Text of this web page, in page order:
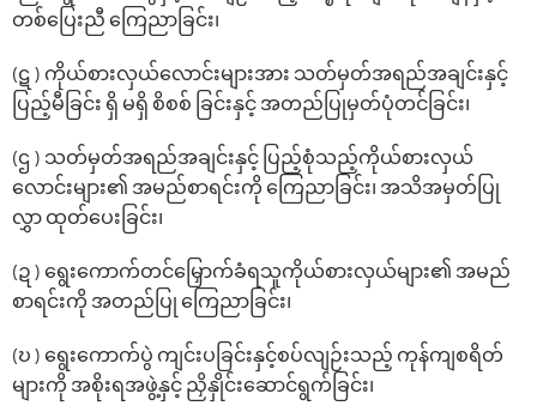
တစ်‌ပြေးညီ ‌ကြေညာခြင်း၊
(ဋ ) ကိုယ်စားလှယ်‌လောင်းများအား သတ်မှတ်အရည်အချင်းနှင့်
ပြည့်မီခြင်း ရှိ မရှိ စိစစ် ခြင်းနှင့် အတည်ပြုမှတ်ပုံတင်ခြင်း၊
(ဌ ) သတ်မှတ်အရည်အချင်းနှင့် ပြည့်စုံသည့်ကိုယ်စားလှယ်
လောင်းများ၏ အမည်စာရင်းကို ကြေညာခြင်း၊ အသိအမှတ်ပြု
လွှာ ထုတ်‌ပေးခြင်း၊
(ဍ ) ‌ရွေး‌ကောက်တင်‌မြှောက်ခံရသူကိုယ်စားလှယ်များ၏ အမည်
စာရင်းကို အတည်ပြု ကြေညာခြင်း၊
(ဎ ) ရွေးကောက်ပွဲ ကျင်းပခြင်းနှင့်စပ်လျဉ်းသည့် ကုန်ကျစရိတ်
များကို အစိုးရအဖွဲ့နှင့် ညှိနှိုင်းဆောင်ရွက်ခြင်း၊